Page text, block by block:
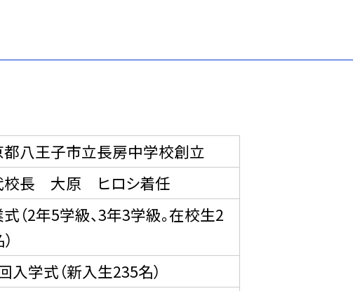
都八王子市立長房中学校創立
校長 大原 ヒロシ着任
（2年5学級、3年3学級。在校生2
入学式（新入生235名）